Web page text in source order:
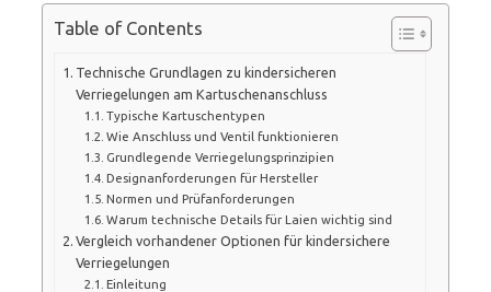
Table of Contents
Technische Grundlagen zu kindersicheren
Verriegelungen am Kartuschenanschluss
Typische Kartuschentypen
Wie Anschluss und Ventil funktionieren
Grundlegende Verriegelungsprinzipien
Designanforderungen für Hersteller
Normen und Prüfanforderungen
Warum technische Details für Laien wichtig sind
Vergleich vorhandener Optionen für kindersichere
Verriegelungen
Einleitung